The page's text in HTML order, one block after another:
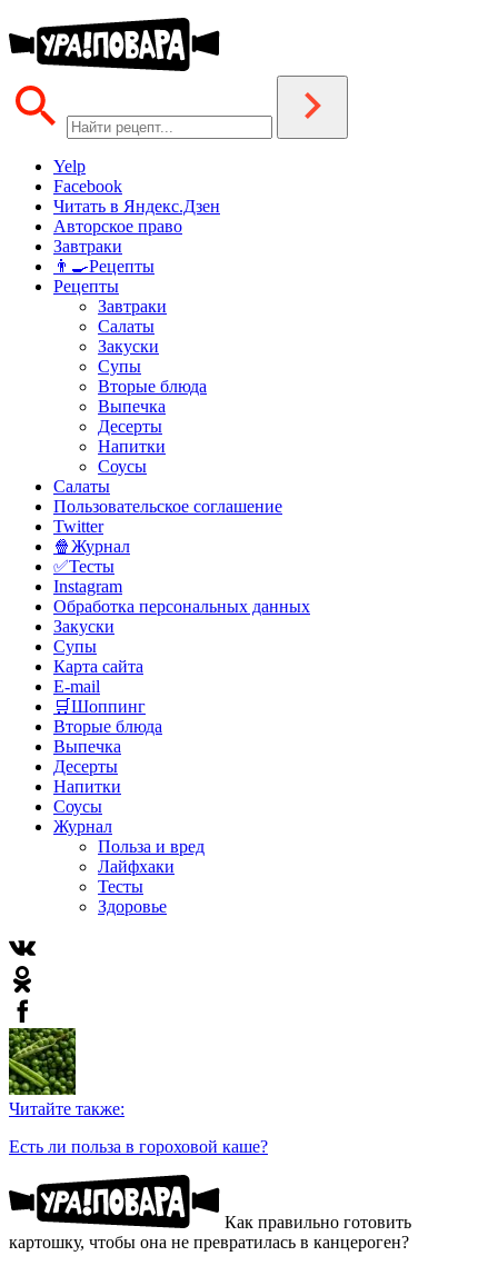
Yelp
Facebook
Читать в Яндекс.Дзен
Авторское право
Завтраки
👨‍🍳Рецепты
Рецепты
Завтраки
Салаты
Закуски
Супы
Вторые блюда
Выпечка
Десерты
Напитки
Соусы
Салаты
Пользовательское соглашение
Twitter
🍿Журнал
✅Тесты
Instagram
Обработка персональных данных
Закуски
Супы
Карта сайта
E-mail
🛒Шоппинг
Вторые блюда
Выпечка
Десерты
Напитки
Соусы
Журнал
Польза и вред
Лайфхаки
Тесты
Здоровье
Читайте также:
Есть ли польза в гороховой каше?
Как правильно готовить
картошку, чтобы она не превратилась в канцероген?